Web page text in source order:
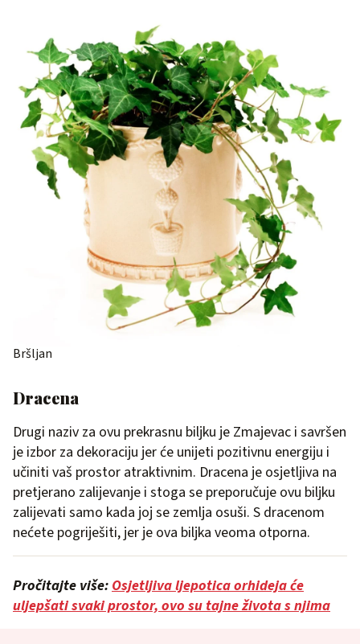
Bršljan
Dracena
Drugi naziv za ovu prekrasnu biljku je Zmajevac i savršen
je izbor za dekoraciju jer će unijeti pozitivnu energiju i
učiniti vaš prostor atraktivnim. Dracena je osjetljiva na
pretjerano zalijevanje i stoga se preporučuje ovu biljku
zalijevati samo kada joj se zemlja osuši. S dracenom
nećete pogriješiti, jer je ova biljka veoma otporna.
Pročitajte više:Osjetljiva ljepotica orhideja će
uljepšati svaki prostor, ovo su tajne života s njima